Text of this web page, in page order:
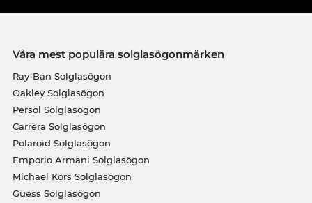
Våra mest populära solglasögonmärken
Ray-Ban Solglasögon
Oakley Solglasögon
Persol Solglasögon
Carrera Solglasögon
Polaroid Solglasögon
Emporio Armani Solglasögon
Michael Kors Solglasögon
Guess Solglasögon